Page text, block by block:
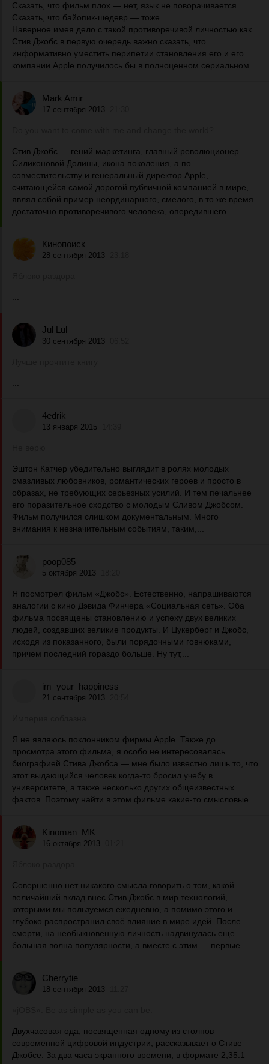
Сказать, что фильм плох — нет, язык не поворачивается.
Сказать, что байопик-шедевр — тоже.
Наверное имея дело с такой противоречивой личностью как
Стив Джобс в первую очередь важно сказать, что
информативно уместить перипетии становления его и его
компании Apple получилось бы в полноценном сериальном...
Mark Amir
17 сентября 2013
Стив Джобс — гений маркетинга, главный революционер
Силиконовой Долины, икона поколения, а по
совместительству и генеральный директор Apple,
считающейся самой дорогой публичной компанией в мире,
являл собой пример неординарного, смелого, в то же время
достаточно противоречивого человека, опередившего...
Кинопоиск
28 сентября 2013
Jul Lul
30 сентября 2013
4edrik
13 января 2015
Эштон Катчер убедительно выглядит в ролях молодых
смазливых любовников, романтических героев и просто в
образах, не требующих серьезных усилий. И тем печальнее
его поразительное сходство с молодым Сливом Джобсом.
Фильм получился слишком документальным. Много
внимания к незначительным событиям, таким,...
poop085
5 октября 2013
Я посмотрел фильм «Джобс». Естественно, напрашиваются
аналогии с кино Дэвида Финчера «Социальная сеть». Оба
фильма посвящены становлению и успеху двух великих
людей, создавших великие продукты. И Цукерберг и Джобс,
исходя из показанного, были порядочными говнюками,
причем последний гораздо больше. Ну тут,...
im_your_happiness
21 сентября 2013
Я не являюсь поклонником фирмы Apple. Также до
просмотра этого фильма, я особо не интересовалась
биографией Стива Джобса — мне было известно лишь то, что
этот выдающийся человек когда-то бросил учебу в
университете, а также несколько других общеизвестных
фактов. Поэтому найти в этом фильме какие-то смысловые...
Kinoman_MK
16 октября 2013
Совершенно нет никакого смысла говорить о том, какой
величайший вклад внес Стив Джобс в мир технологий,
которыми мы пользуемся ежедневно, а помимо этого и
глубоко распространил своё влияние в мире идей. После
смерти, на необыкновенную личность надвинулась еще
большая волна популярности, а вместе с этим — первые...
Cherrytie
18 сентября 2013
Двухчасовая ода, посвященная одному из столпов
современной цифровой индустрии, рассказывает о Стиве
Джобсе. За два часа экранного времени, в формате 2,35:1